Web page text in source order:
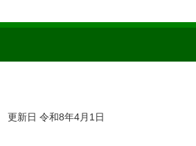
更新日 令和8年4月1日